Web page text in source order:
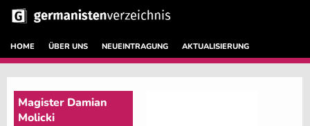
HOME ÜBER UNS NEUEINTRAGUNG AKTUALISIERUNG
Magister Damian
Molicki